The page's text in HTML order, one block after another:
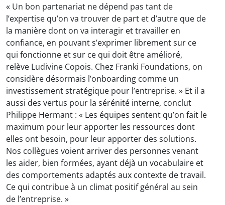
« Un bon partenariat ne dépend pas tant de
l’expertise qu’on va trouver de part et d’autre que de
la manière dont on va interagir et travailler en
confiance, en pouvant s’exprimer librement sur ce
qui fonctionne et sur ce qui doit être amélioré,
relève Ludivine Copois. Chez Franki Foundations, on
considère désormais l’onboarding comme un
investissement stratégique pour l’entreprise. » Et il a
aussi des vertus pour la sérénité interne, conclut
Philippe Hermant : « Les équipes sentent qu’on fait le
maximum pour leur apporter les ressources dont
elles ont besoin, pour leur apporter des solutions.
Nos collègues voient arriver des personnes venant
les aider, bien formées, ayant déjà un vocabulaire et
des comportements adaptés aux contexte de travail.
Ce qui contribue à un climat positif général au sein
de l’entreprise. »